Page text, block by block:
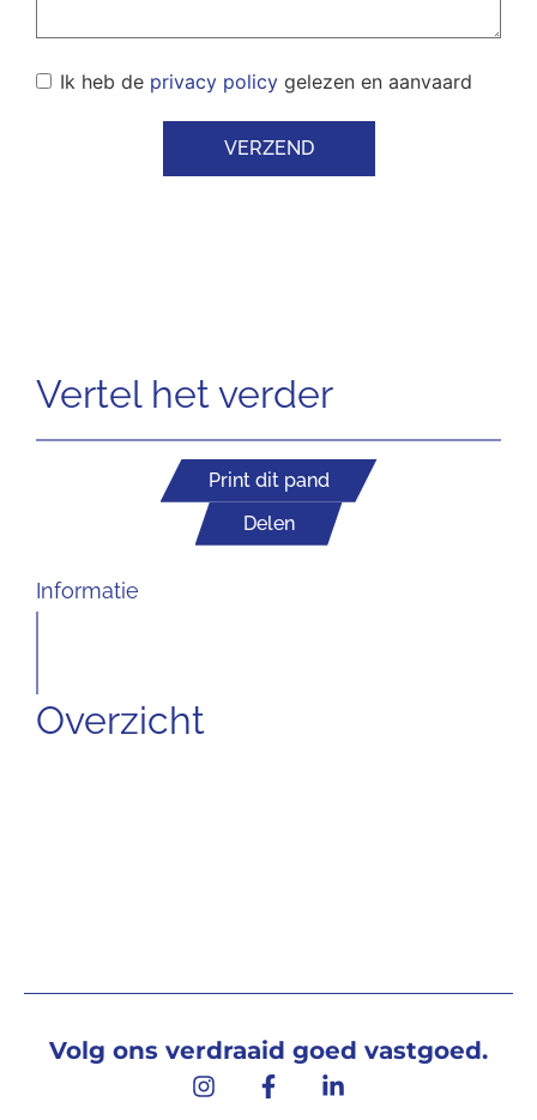
Ik heb de privacy policy gelezen en aanvaard
VERZEND
Vertel het verder
Print dit pand
Delen
Informatie
Overzicht
Volg ons verdraaid goed vastgoed.